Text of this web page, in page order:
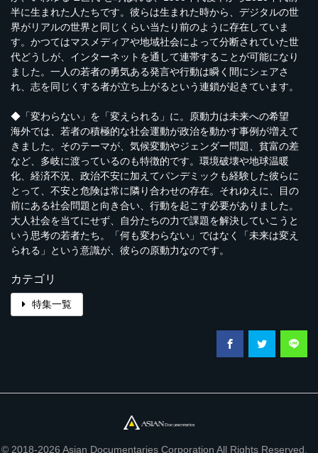
半に生まれた人たちです。彼らは生まれた時から、デジタルの世
界がリアルの世界と同じくらい当たり前のように存在していま
す。かつてはマスメディアや地域社会によって分断されていた世
代どうしが、インターネットを通して連帯することが可能になり
ました。一人の若者の勇気ある発言や行動は瞬く間にシェアさ
れ、志を同じくする者が立ち上がるという連鎖が起きています。
◆「変わらない」を「変えられる」に。原動力は未来への希望
海外では、若者の積極的な社会運動が政治を動かす事例が増えて
きました。そのテーマが、気候変動やジェンダー問題、貧富の差
など、多岐に渡っているのも特徴的です。環境破壊や地球温暖
化、経済不況、政治不安に加えてパンデミックも経験した彼らに
とって、不安と危険は常に隣り合わせの存在。それゆえに、目の
前にある社会問題と向き合い、行動を起こす必要がありました。
大人社会を当てにせず、自分たちの力で課題を解決していこうと
いう思考の若者たち。「何も変わらない」ではなく「未来は変え
られる」という意識が、彼らの原動力なのです。
カテゴリ
特集一覧
© 2018-2026 Asian Documentaries Corporation All Rights Reserved.